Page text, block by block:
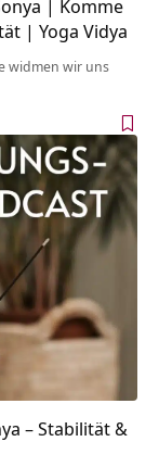
| Komme
| Yoga Vidya
widmen wir uns
– Stabilität &